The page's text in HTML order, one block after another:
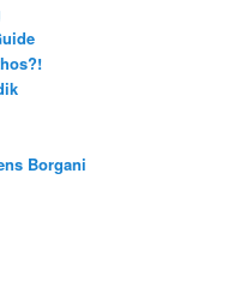
Borgani